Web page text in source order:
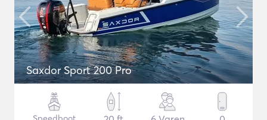
Saxdor Sport 200 Pro